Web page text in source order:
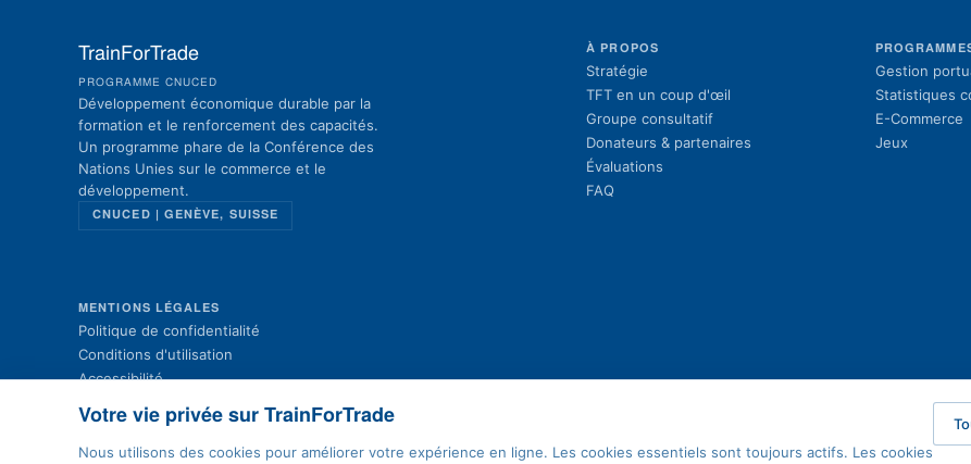
TrainForTrade
PROGRAMME CNUCED
Développement économique durable par la
formation et le renforcement des capacités.
Un programme phare de la Conférence des
Nations Unies sur le commerce et le
développement.
CNUCED | GENÈVE, SUISSE
À PROPOS
Stratégie
TFT en un coup d'œil
Groupe consultatif
Donateurs & partenaires
Évaluations
FAQ
Gestion
Statistiques
E-Commerce
Jeux
MENTIONS LÉGALES
Politique de confidentialité
Conditions d'utilisation
Accessibilité
Plan du site
Contact
Préférences cookies
Votre vie privée sur TrainForTrade
Nous utilisons des cookies pour améliorer votre expérience en ligne. Les cookies essentiels sont toujours actifs. Les cookies